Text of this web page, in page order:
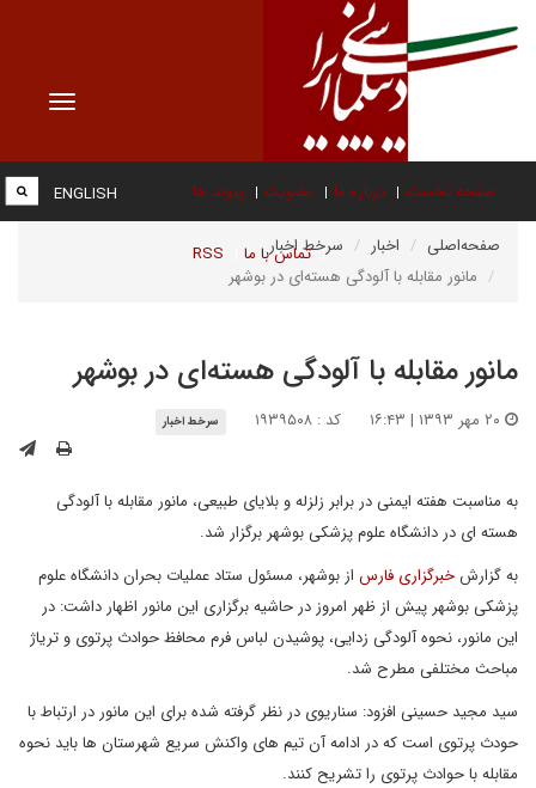
Toggle
صفحه نخست درباره ما عضویت پیوند ها
تماس با ما RSS
ENGLISH
صفحه‌اصلی اخبار
سرخط اخبار
مانور مقابله با آلودگی هسته‌ای در بوشهر
مانور مقابله با آلودگی هسته‌ای در بوشهر
کد : ۱۹۳۹۵۰۸ سرخط اخبار
به مناسبت هفته ایمنی در برابر زلزله و بلایای طبیعی، مانور مقابله با آلودگی
هسته ای در دانشگاه علوم پزشکی بوشهر برگزار شد.
به گزارشخبرگزاری فارس از بوشهر، مسئول ستاد عملیات بحران دانشگاه علوم
پزشکی بوشهر پیش از ظهر امروز در حاشیه برگزاری این مانور اظهار داشت: در
این مانور، نحوه آلودگی زدایی، پوشیدن لباس فرم محافظ حوادث پرتوی و تریاژ
مباحث مختلفی مطرح شد.
سید مجید حسینی افزود: سناریوی در نظر گرفته شده برای این مانور در ارتباط با
حودث پرتوی است که در ادامه آن تیم های واکنش سریع شهرستان ها باید نحوه
مقابله با حوادث پرتوی را تشریح کنند.